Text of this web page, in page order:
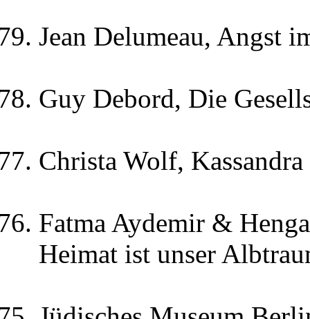
Jean Delumeau, Angst
Guy Debord, Die
Christa Wolf, Kassandra
Fatma Aydemir &
Heimat ist unser